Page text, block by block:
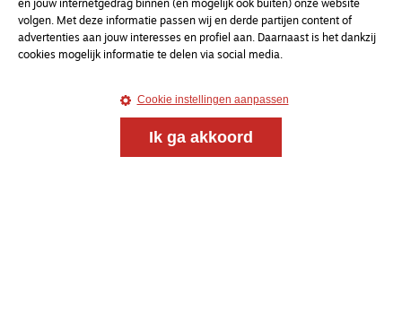
en jouw internetgedrag binnen (en mogelijk ook buiten) onze website
volgen. Met deze informatie passen wij en derde partijen content of
advertenties aan jouw interesses en profiel aan. Daarnaast is het dankzij
cookies mogelijk informatie te delen via social media.
Cookie instellingen aanpassen
Ik ga akkoord